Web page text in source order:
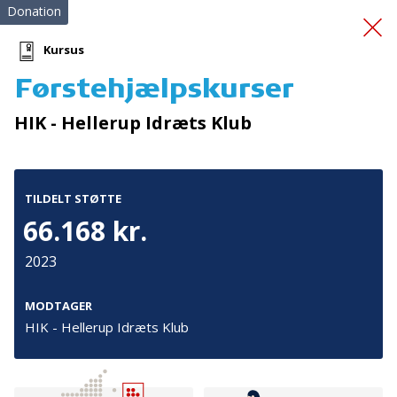
"ALLE KAN BLIVE TIL
Donation
Kursus
Førstehjælpskurser
HIK - Hellerup Idræts Klub
TILDELT STØTTE
66.168 kr.
2023
MODTAGER
HIK - Hellerup Idræts Klub
Tilmeld nyhedsbrev
De seneste nyheder om TrygFondens og TryghedsGruppens
aktiviteter direkte i din indbakke.